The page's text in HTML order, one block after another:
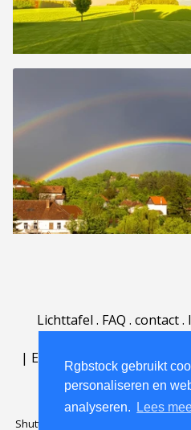
Rgbstock gebruikt
personaliseren en
analyseren.
Lees
Lichttafel . FAQ . contact.
| English | Deutsch
Shutterstock official partner of